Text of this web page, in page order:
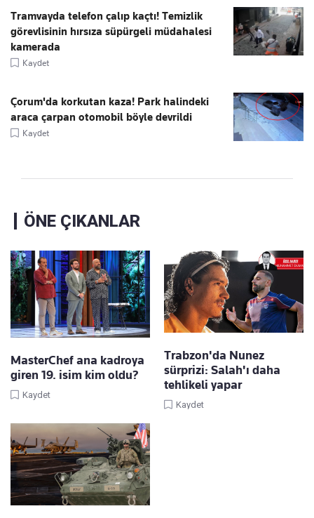
Tramvayda telefon çalıp kaçtı! Temizlik
görevlisinin hırsıza süpürgeli müdahalesi
kamerada
Kaydet
Çorum'da korkutan kaza! Park halindeki
araca çarpan otomobil böyle devrildi
Kaydet
ÖNE ÇIKANLAR
MasterChef ana kadroya
giren 19. isim kim oldu?
Kaydet
Trabzon'da Nunez
sürprizi: Salah'ı daha
tehlikeli yapar
Kaydet